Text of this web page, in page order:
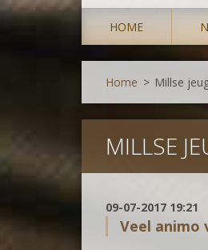
HOME
Home > Millse
MILLSE
09-07-2017 19:21
Veel animo